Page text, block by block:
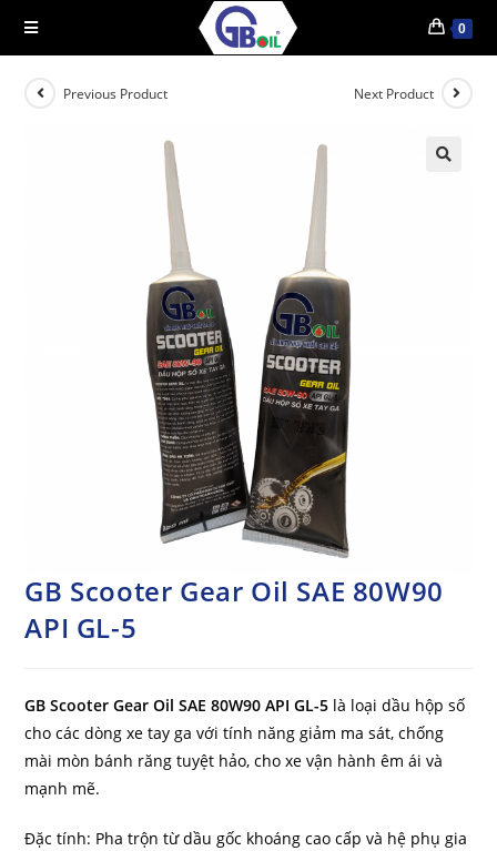
0
Previous Product Next Product
GB Scooter Gear Oil SAE 80W90
API GL-5
GB Scooter Gear Oil SAE 80W90 API GL-5 là loại dầu hộp số
cho các dòng xe tay ga với tính năng giảm ma sát, chống
mài mòn bánh răng tuyệt hảo, cho xe vận hành êm ái và
mạnh mẽ.
Đặc tính: Pha trộn từ dầu gốc khoáng cao cấp và hệ phụ gia